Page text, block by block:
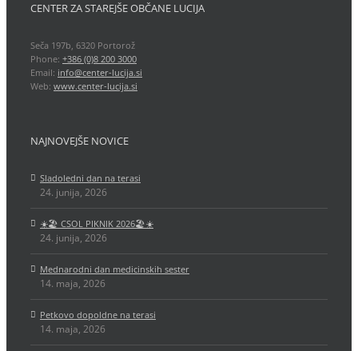
CENTER ZA STAREJŠE OBČANE LUCIJA
Seča 197b, 6320 Portorož
Phone: +386 (0)8 200 3000
Email: info@center-lucija.si
Web: www.center-lucija.si
NAJNOVEJŠE NOVICE
Sladoledni dan na terasi
24. junija, 2026
☀️🏖️ CSOL PIKNIK 2026🏖️☀️
24. junija, 2026
Mednarodni dan medicinskih sester
14. maja, 2026
Petkovo dopoldne na terasi
14. maja, 2026